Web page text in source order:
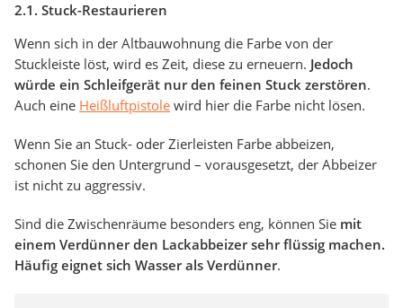
2.1. Stuck-Restaurieren
Wenn sich in der Altbauwohnung die Farbe von der
Stuckleiste löst, wird es Zeit, diese zu erneuern. Jedoch
würde ein Schleifgerät nur den feinen Stuck zerstören.
Auch eine Heißluftpistole wird hier die Farbe nicht lösen.
Wenn Sie an Stuck- oder Zierleisten Farbe abbeizen,
schonen Sie den Untergrund – vorausgesetzt, der Abbeizer
ist nicht zu aggressiv.
Sind die Zwischenräume besonders eng, können Sie mit
einem Verdünner den Lackabbeizer sehr flüssig machen.
Häufig eignet sich Wasser als Verdünner.